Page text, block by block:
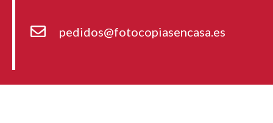
pedidos@fotocopiasencasa.es